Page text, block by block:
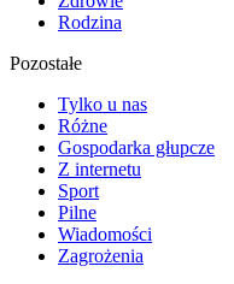
Rodzina
Pozostałe
Tylko u nas
Różne
Gospodarka głupcze
Z internetu
Sport
Pilne
Wiadomości
Zagrożenia